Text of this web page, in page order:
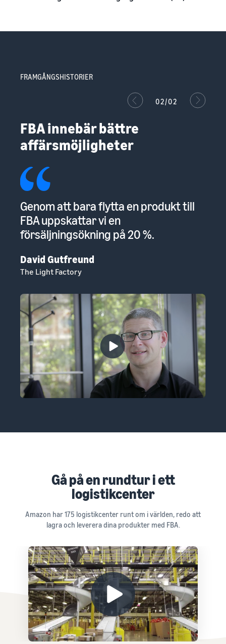
FRAMGÅNGSHISTORIER
02/02
FBA innebär bättre
affärsmöjligheter
Genom att bara flytta en produkt till
FBA uppskattar vi en
försäljningsökning på 20 %.
David Gutfreund
The Light Factory
Gå på en rundtur i ett
logistikcenter
Amazon har 175 logistikcenter runt om i världen, redo att
lagra och leverera dina produkter med FBA.